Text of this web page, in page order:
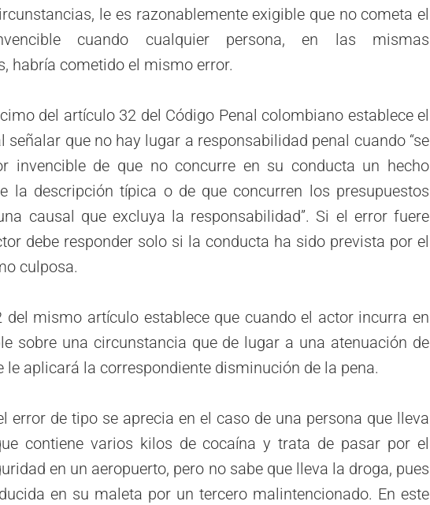
le es razonablemente exigible que no cometa el
cuando cualquier persona, en las mismas
habría cometido el mismo error.
del artículo 32 del Código Penal colombiano establece el
señalar que no hay lugar a responsabilidad penal cuando “se
invencible de que no concurre en su conducta un hecho
la descripción típica o de que concurren los presupuestos
causal que excluya la responsabilidad”. Si el error fuere
debe responder solo si la conducta ha sido prevista por el
culposa.
del mismo artículo establece que cuando el actor incurra en
sobre una circunstancia que de lugar a una atenuación de
le aplicará la correspondiente disminución de la pena.
error de tipo se aprecia en el caso de una persona que lleva
contiene varios kilos de cocaína y trata de pasar por el
en un aeropuerto, pero no sabe que lleva la droga, pues
en su maleta por un tercero malintencionado. En este